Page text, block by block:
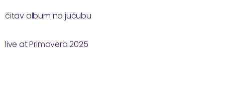
čitav album na jućubu
live at Primavera 2025